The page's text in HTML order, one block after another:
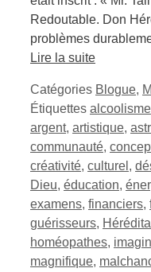
Redoutable. Don
problèmes
Lire la suite
Catégories Blogue,
Étiquettes alcoolisme
argent, artistique,
communauté,
créativité, culturel ,
Dieu, éducation,
examens, financiers,
guérisseurs,
homéopathes,
magnifique,